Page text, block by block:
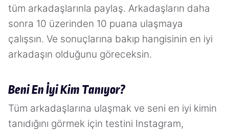
tüm arkadaşlarınla paylaş. Arkadaşların daha
sonra 10 üzerinden 10 puana ulaşmaya
çalışsın. Ve sonuçlarına bakıp hangisinin en iyi
arkadaşın olduğunu göreceksin.
Beni En İyi Kim Tanıyor?
Tüm arkadaşlarına ulaşmak ve seni en iyi kimin
tanıdığını görmek için testini Instagram,